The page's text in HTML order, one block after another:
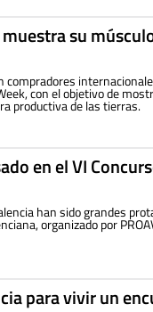
su
compradores
con el objetivo de
productiva de las tierras.
en el VI
han sido grandes
organizado por
para vivir un